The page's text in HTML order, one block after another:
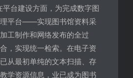
台建设方面，为完成数字图
理平台——实现图书馆资料采
工制作和网络发布的全过
，实现统一检索。在电子资
从最初单纯的文本扫描、存
学资源信息，业已成为图书